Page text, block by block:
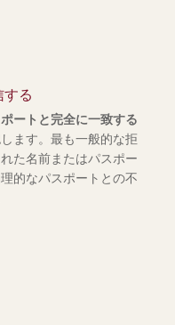
る
ートと完全に一致する
ます。最も一般的な拒
た名前またはパスポー
的なパスポートとの不